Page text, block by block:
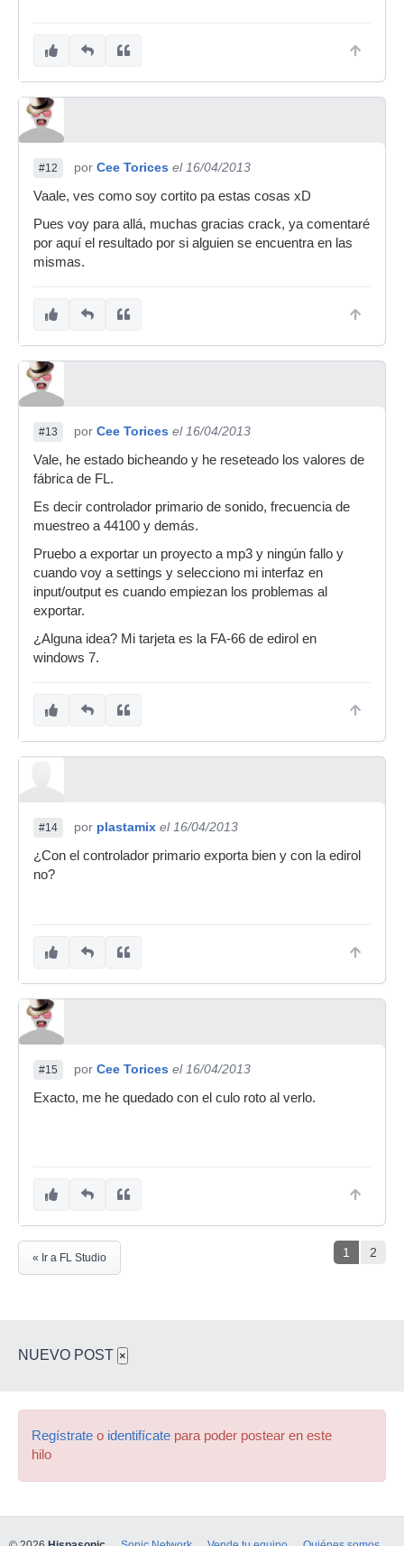
#12 por Cee Torices el 16/04/2013
Vaale, ves como soy cortito pa estas cosas xD
Pues voy para allá, muchas gracias crack, ya comentaré
por aquí el resultado por si alguien se encuentra en las
mismas.
#13 por Cee Torices el 16/04/2013
Vale, he estado bicheando y he reseteado los valores de
fábrica de FL.
Es decir controlador primario de sonido, frecuencia de
muestreo a 44100 y demás.
Pruebo a exportar un proyecto a mp3 y ningún fallo y
cuando voy a settings y selecciono mi interfaz en
input/output es cuando empiezan los problemas al
exportar.
¿Alguna idea? Mi tarjeta es la FA-66 de edirol en
windows 7.
#14 por plastamix el 16/04/2013
¿Con el controlador primario exporta bien y con la edirol
no?
#15 por Cee Torices el 16/04/2013
Exacto, me he quedado con el culo roto al verlo.
1 2
« Ir a FL Studio
NUEVO POST ×
Regístrate o identifícate para poder postear en este
hilo